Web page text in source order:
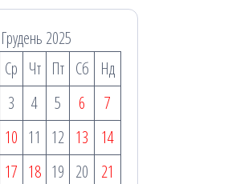
Грудень 2025
Ср Чт Пт Сб
Нд
3 4 5 6
7
10 11 12 13
14
17 18 19 20
21